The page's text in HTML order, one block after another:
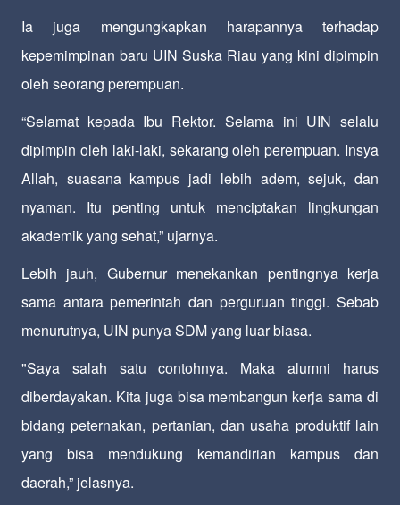
Ia juga mengungkapkan harapannya terhadap
kepemimpinan baru UIN Suska Riau yang kini dipimpin
oleh seorang perempuan.
“Selamat kepada Ibu Rektor. Selama ini UIN selalu
dipimpin oleh laki-laki, sekarang oleh perempuan. Insya
Allah, suasana kampus jadi lebih adem, sejuk, dan
nyaman. Itu penting untuk menciptakan lingkungan
akademik yang sehat,” ujarnya.
Lebih jauh, Gubernur menekankan pentingnya kerja
sama antara pemerintah dan perguruan tinggi. Sebab
menurutnya, UIN punya SDM yang luar biasa.
"Saya salah satu contohnya. Maka alumni harus
diberdayakan. Kita juga bisa membangun kerja sama di
bidang peternakan, pertanian, dan usaha produktif lain
yang bisa mendukung kemandirian kampus dan
daerah,” jelasnya.